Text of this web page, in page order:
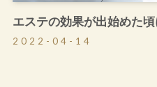
エステの効果が出始めた
2022-04-14